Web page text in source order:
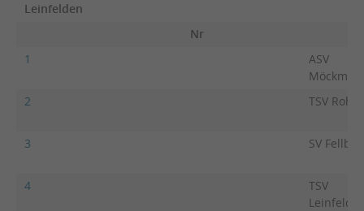
Leinfelden
Nr
1
ASV
2
TSV Rohr
3 SV
4
TSV